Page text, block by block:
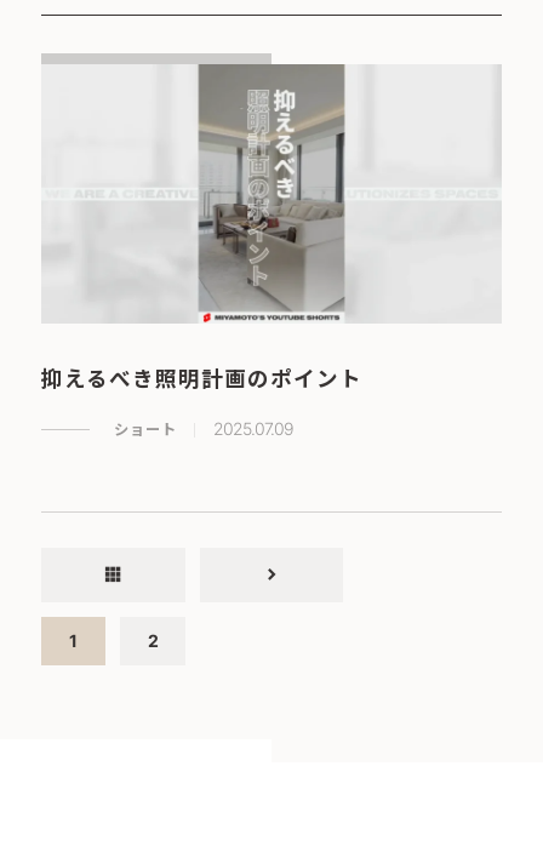
抑えるべき照明計画のポイント
ショート 2025.07.09
apps chevron_right
1 2